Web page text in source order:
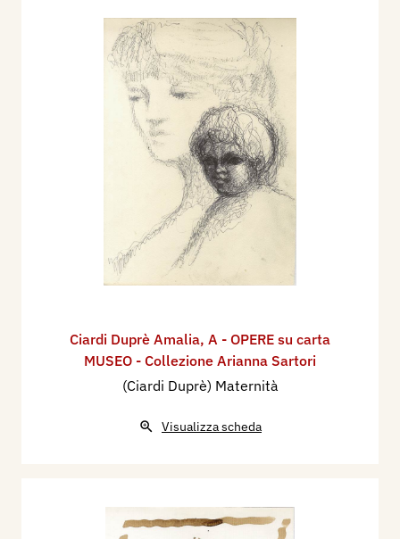
Ciardi Duprè Amalia, A - OPERE su carta
MUSEO - Collezione Arianna Sartori
(Ciardi Duprè) Maternità
Visualizza scheda